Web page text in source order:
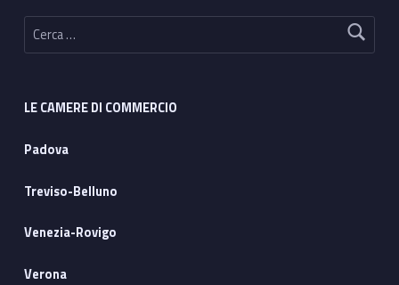
Ricerca per:
LE CAMERE DI COMMERCIO
Padova
Treviso-Belluno
Venezia-Rovigo
Verona